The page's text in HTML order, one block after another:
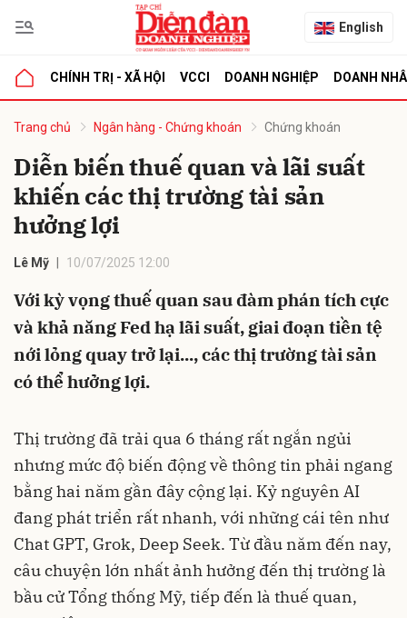
English
CHÍNH TRỊ - XÃ HỘI VCCI DOANH NGHIỆP DOANH
Trang chủ Ngân hàng - Chứng khoán Chứng khoán
Diễn biến thuế quan và lãi suất
khiến các thị trường tài sản
hưởng lợi
Lê Mỹ 10/07/2025 12:00
Với kỳ vọng thuế quan sau đàm phán tích cực
và khả năng Fed hạ lãi suất, giai đoạn tiền tệ
nới lỏng quay trở lại..., các thị trường tài sản
có thể hưởng lợi.
Thị trường đã trải qua 6 tháng rất ngắn ngủi
nhưng mức độ biến động về thông tin phải ngang
bằng hai năm gần đây cộng lại. Kỷ nguyên AI
đang phát triển rất nhanh, với những cái tên như
Chat GPT, Grok, Deep Seek. Từ đầu năm đến nay,
câu chuyện lớn nhất ảnh hưởng đến thị trường là
bầu cử Tổng thống Mỹ, tiếp đến là thuế quan,
luận
Hủy